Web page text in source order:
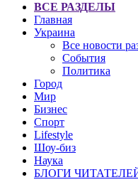
ВСЕ РАЗДЕЛЫ
Главная
Украина
Все новости
События
Политика
Город
Мир
Бизнес
Спорт
Lifestyle
Шоу-биз
Наука
БЛОГИ